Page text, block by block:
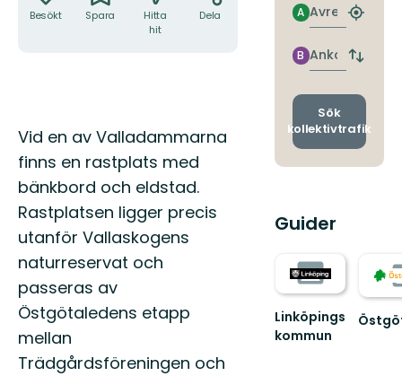
Besökt Spara
Hitta
hit
Dela
Beskrivning
Vid en av Valladammarna
finns en rastplats med
bänkbord och eldstad.
Rastplatsen ligger precis
utanför Vallaskogens
naturreservat och
passeras av
Östgötaledens etapp
mellan
Trädgårdsföreningen och
Avresa
A
Hitta
Ankomst
B
Byt
och
Sök
kollektivtrafik
Guider
Linköpings
kommun